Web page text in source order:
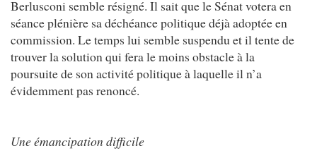
Berlusconi semble résigné. Il sait que le Sénat votera en
séance plénière sa déchéance politique déjà adoptée en
commission. Le temps lui semble suspendu et il tente de
trouver la solution qui fera le moins obstacle à la
poursuite de son activité politique à laquelle il n’a
évidemment pas renoncé.
Une émancipation difficile